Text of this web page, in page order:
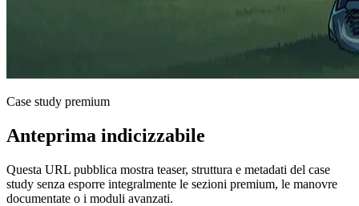
Case study premium
Anteprima indicizzabile
Questa URL pubblica mostra teaser, struttura e metadati del case
study senza esporre integralmente le sezioni premium, le manovre
documentate o i moduli avanzati.